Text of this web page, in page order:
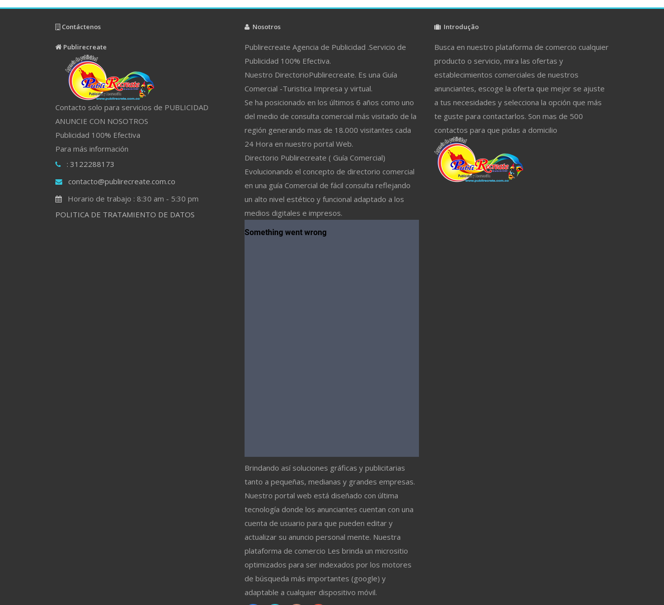
Contáctenos
Publirecreate
Contacto solo para servicios de PUBLICIDAD
ANUNCIE CON NOSOTROS
Publicidad 100% Efectiva
Para más información
: 3122288173
contacto@publirecreate.com.co
Horario de trabajo : 8:30 am - 5:30 pm
POLITICA DE TRATAMIENTO DE DATOS
Nosotros
Publirecreate Agencia de Publicidad .Servicio de
Publicidad 100% Efectiva.
Nuestro DirectorioPublirecreate. Es una Guía
Comercial -Turistica Impresa y virtual.
Se ha posicionado en los últimos 6 años como uno
del medio de consulta comercial más visitado de la
región generando mas de 18.000 visitantes cada
24 Hora en nuestro portal Web.
Directorio Publirecreate ( Guía Comercial)
Evolucionando el concepto de directorio comercial
en una guía Comercial de fácil consulta reflejando
un alto nivel estético y funcional adaptado a los
medios digitales e impresos.
Brindando así soluciones gráficas y publicitarias
tanto a pequeñas, medianas y grandes empresas.
Nuestro portal web está diseñado con última
tecnología donde los anunciantes cuentan con una
cuenta de usuario para que pueden editar y
actualizar su anuncio personal mente. Nuestra
plataforma de comercio Les brinda un micrositio
optimizados para ser indexados por los motores
de búsqueda más importantes (google) y
adaptable a cualquier dispositivo móvil.
Introdução
Busca en nuestro plataforma de comercio cualquier
producto o servicio, mira las ofertas y
establecimientos comerciales de nuestros
anunciantes, escoge la oferta que mejor se ajuste
a tus necesidades y selecciona la opción que más
te guste para contactarlos. Son mas de 500
contactos para que pidas a domicilio